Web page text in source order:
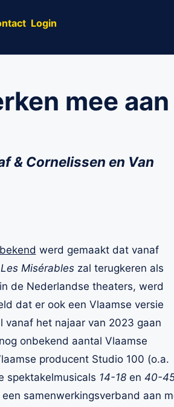
Login
mee aan
& Cornelissen en Van
bekend werd gemaakt dat vanaf
Les Misérableszal terugkeren als
de Nederlandse theaters, werd
dat er ook een Vlaamse versie
vanaf het najaar van 2023 gaan
onbekend aantal Vlaamse
producent Studio 100 (o.a.
spektakelmusicals 14-18en 40-
samenwerkingsverband aan